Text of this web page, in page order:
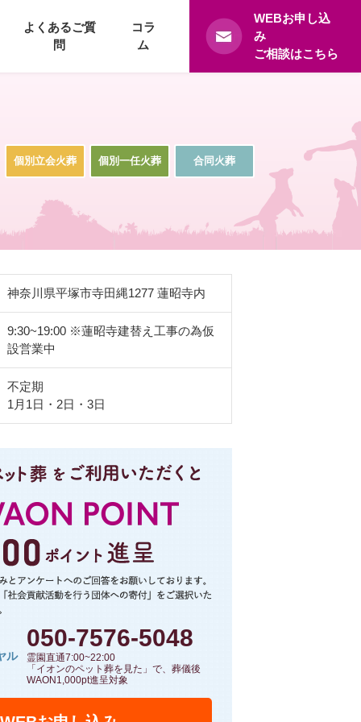
よくあるご質
問
コラ
ム
WEBお申し込
み
ご相談はこちら
個別立会火葬 個別一任火葬 合同火葬
神奈川県平塚市寺田縄1277 蓮昭寺内
9:30~19:00 ※蓮昭寺建替え工事の為仮
設営業中
不定期
1月1日・2日・3日
ル
050-7576-5048
霊園直通7:00~22:00
「イオンのペット葬を見た」で、葬儀後
WAON1,000pt進呈対象